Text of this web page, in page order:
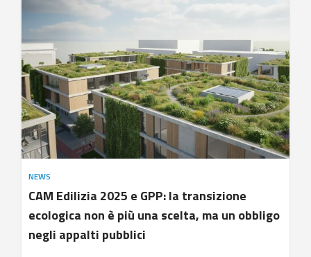
NEWS
CAM Edilizia 2025 e GPP: la transizione
ecologica non è più una scelta, ma un obbligo
negli appalti pubblici